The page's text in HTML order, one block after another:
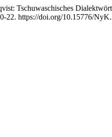
Tschuwaschisches
22. https://doi.org/10.15776/